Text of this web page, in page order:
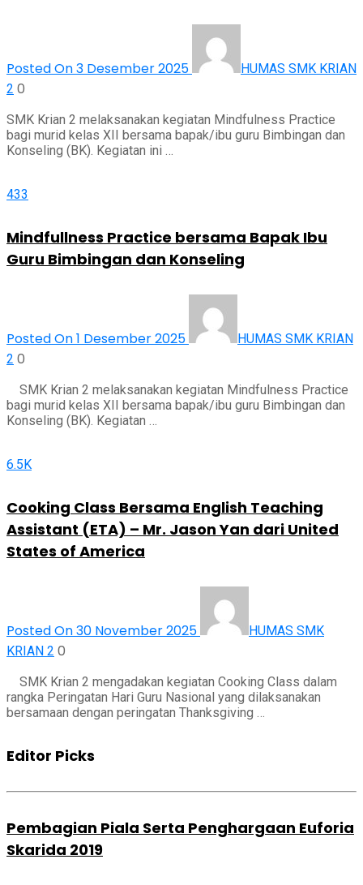
Posted On 3 Desember 2025
HUMAS SMK KRIAN
2 0
SMK Krian 2 melaksanakan kegiatan Mindfulness Practice
bagi murid kelas XII bersama bapak/ibu guru Bimbingan dan
Konseling (BK). Kegiatan ini …
433
Mindfullness Practice bersama Bapak Ibu
Guru Bimbingan dan Konseling
Posted On 1 Desember 2025
HUMAS SMK KRIAN
2 0
SMK Krian 2 melaksanakan kegiatan Mindfulness Practice
bagi murid kelas XII bersama bapak/ibu guru Bimbingan dan
Konseling (BK). Kegiatan …
6.5K
Cooking Class Bersama English Teaching
Assistant (ETA) – Mr. Jason Yan dari United
States of America
Posted On 30 November 2025
HUMAS SMK
KRIAN 2 0
SMK Krian 2 mengadakan kegiatan Cooking Class dalam
rangka Peringatan Hari Guru Nasional yang dilaksanakan
bersamaan dengan peringatan Thanksgiving …
Editor Picks
Pembagian Piala Serta Penghargaan Euforia
Skarida 2019